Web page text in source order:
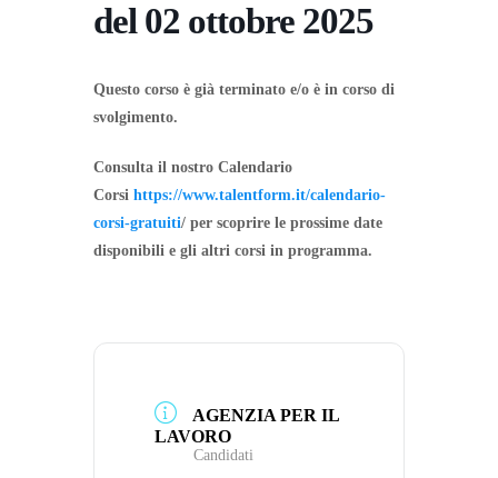
del 02 ottobre 2025
Questo corso è già terminato e/o è in corso di
svolgimento.
Consulta il nostro Calendario
Corsi https://www.talentform.it/calendario-
corsi-gratuiti/ per scoprire le prossime date
disponibili e gli altri corsi in programma.
AGENZIA PER IL
LAVORO
Candidati